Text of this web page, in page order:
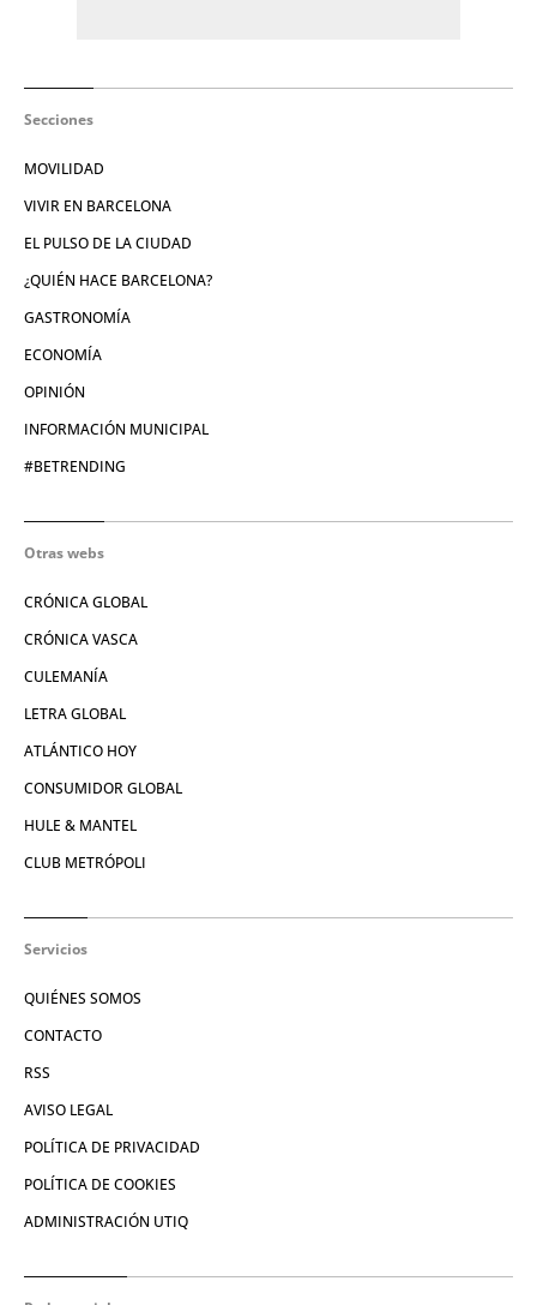
Secciones
MOVILIDAD
VIVIR EN BARCELONA
EL PULSO DE LA CIUDAD
¿QUIÉN HACE BARCELONA?
GASTRONOMÍA
ECONOMÍA
OPINIÓN
INFORMACIÓN MUNICIPAL
#BETRENDING
Otras webs
CRÓNICA GLOBAL
CRÓNICA VASCA
CULEMANÍA
LETRA GLOBAL
ATLÁNTICO HOY
CONSUMIDOR GLOBAL
HULE & MANTEL
CLUB METRÓPOLI
Servicios
QUIÉNES SOMOS
CONTACTO
RSS
AVISO LEGAL
POLÍTICA DE PRIVACIDAD
POLÍTICA DE COOKIES
ADMINISTRACIÓN UTIQ